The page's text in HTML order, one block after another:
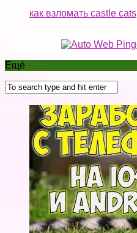
как взломать castle cats
Ещё